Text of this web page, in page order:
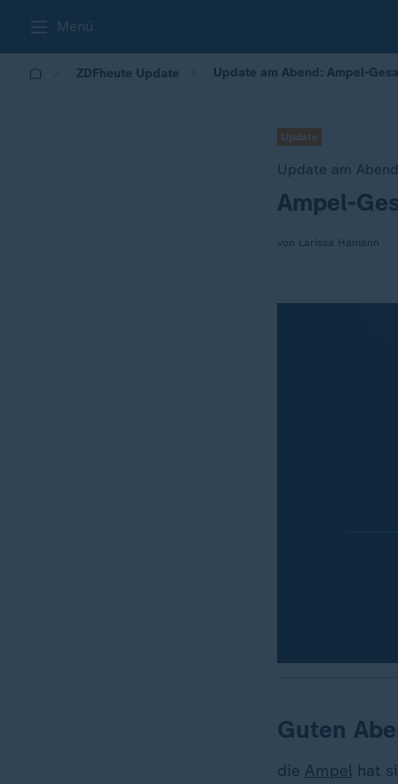
Menü
ZDFheute Update Update am Abend: Ampel-
Update
Update am Abend
:
Ampel-
von Larissa Hamann
Guten
die Ampel hat